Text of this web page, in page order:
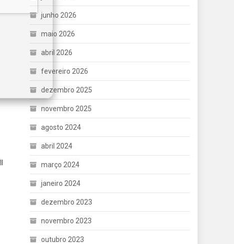
junho 2026
maio 2026
abril 2026
fevereiro 2026
dezembro 2025
novembro 2025
agosto 2024
abril 2024
março 2024
janeiro 2024
dezembro 2023
novembro 2023
outubro 2023